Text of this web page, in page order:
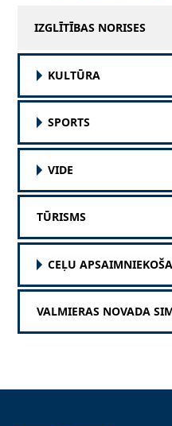
IZGLĪTĪBAS NORISES
KULTŪRA
SPORTS
VIDE
TŪRISMS
CEĻU
VALMIERAS NOVADA